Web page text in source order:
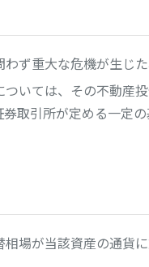
ず重大な危機が生じ
いては、その不動産
取引所が定める一定
場が当該資産の通貨